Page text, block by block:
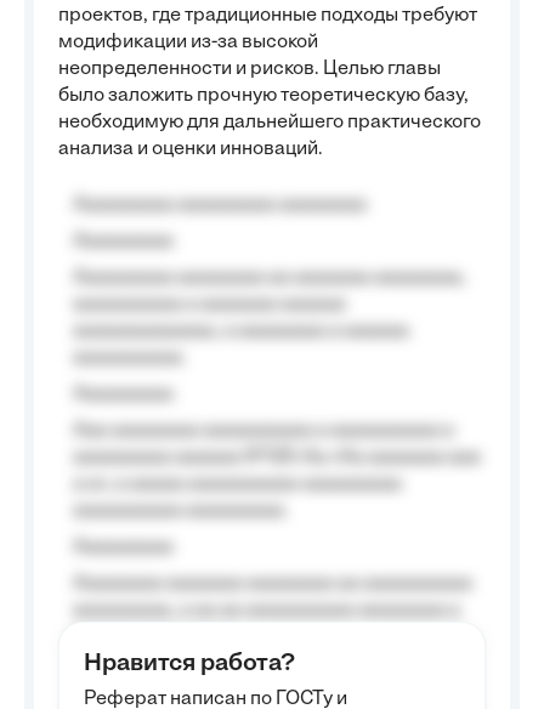
проектов, где традиционные подходы требуют
модификации из-за высокой
неопределенности и рисков. Целью главы
было заложить прочную теоретическую базу,
необходимую для дальнейшего практического
анализа и оценки инноваций.
Aaaaaaaaa
Нравится работа?
Реферат написан по ГОСТу и